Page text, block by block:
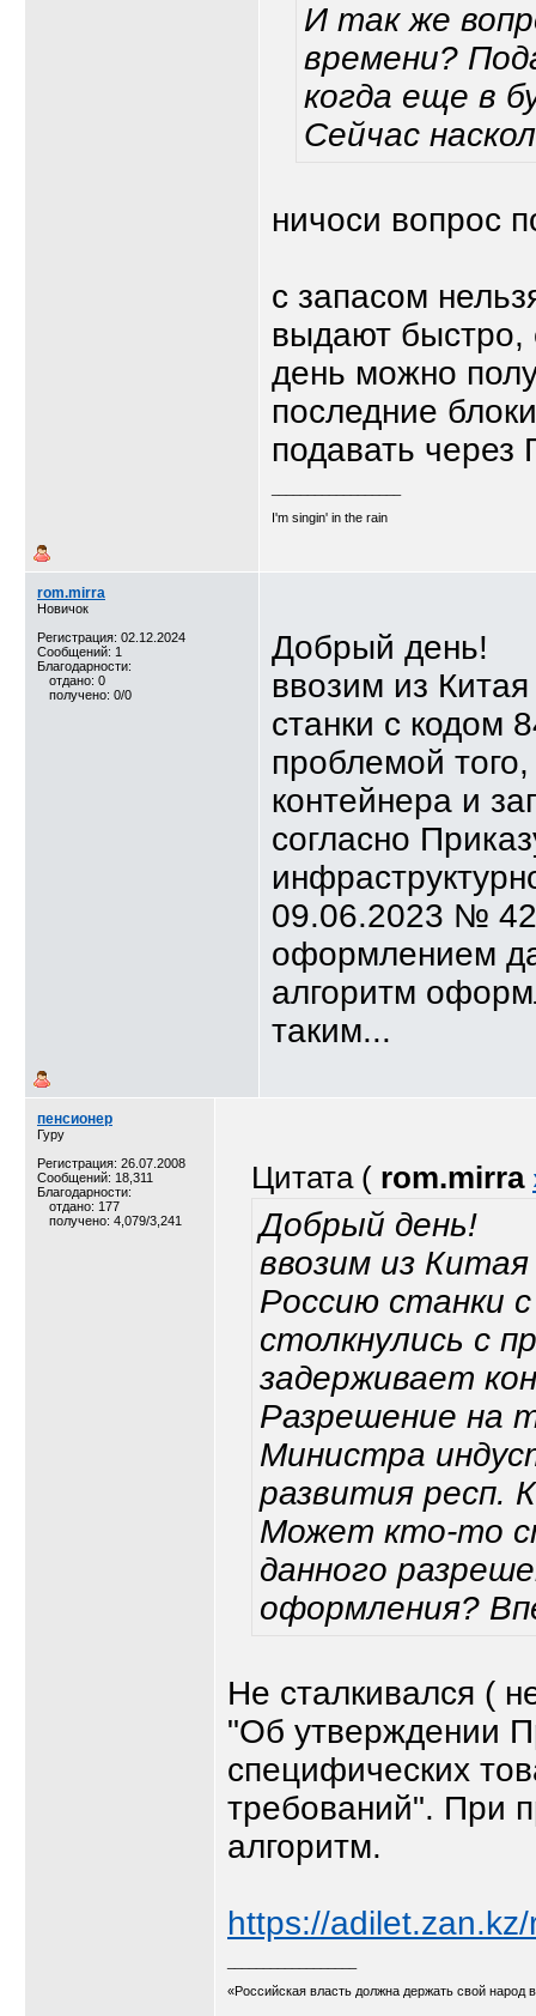
И так же
времени?
когда еще в
Сейчас
ничоси вопрос
с запасом
выдают быстро,
день можно
последние
подавать
I'm singin' in the rain
rom.mirra
Новичок
Регистрация: 02.12.2024
Сообщений: 1
Благодарности:
отдано: 0
получено: 0/0
Добрый день!
ввозим из
станки с кодом
проблемой
контейнера и
согласно
09.06.2023 №
оформлением
алгоритм
таким...
пенсионер
Гуру
Регистрация: 26.07.2008
Сообщений: 18,311
Благодарности:
отдано: 177
получено: 4,079/3,241
Цитата ( rom.mirra
Добрый день!
ввозим из
Россию станки
столкнулись с
задерживает
Разрешение на
Министра
развития респ.
Может кто-то
данного
оформления?
Не сталкивался (
"Об утверждении
специфических
требований". При
алгоритм.
https://
«Российская власть должна держать свой